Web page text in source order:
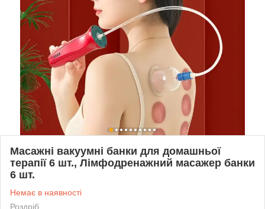
Масажні вакуумні банки для домашньої
терапії 6 шт., Лімфодренажний масажер банки
6 шт.
Немає в наявності
Роздріб